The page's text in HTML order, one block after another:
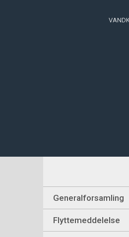
Generalforsamling
Flyttemeddelelse